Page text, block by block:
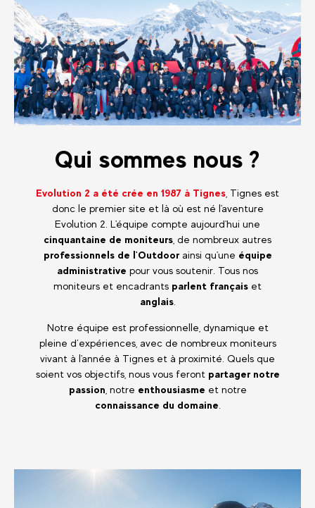
Qui sommes nous ?
Evolution 2 a été crée en 1987 à Tignes , Tignes est
donc le premier site et là où est né l'aventure
Evolution 2. L'équipe compte aujourd'hui une
cinquantaine de moniteurs , de nombreux autres
professionnels de l'Outdoorainsi qu'une équipe
administrative pour vous soutenir. Tous nos
moniteurs et encadrants parlent français et
anglais.
Notre équipe est professionnelle, dynamique et
pleine d’expériences, avec de nombreux moniteurs
vivant à l'année à Tignes et à proximité. Quels que
soient vos objectifs, nous vous feront partager notre
passion , notre enthousiasme et notre
connaissance du domaine